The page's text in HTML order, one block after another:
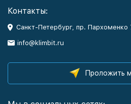
Контакты:
Санкт-Петербург, пр. Пархоменко
info@klimbit.ru
Проложить